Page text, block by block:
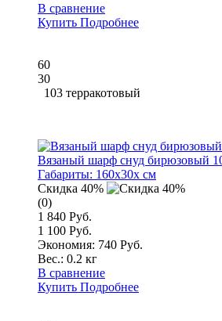
В сравнение
Купить Подробнее
60
30
103 терракотовый
Вязаный шарф снуд бирюзовый
Габариты: 160x30x см
Скидка 40%
(0)
1 840 Руб.
1 100 Руб.
Экономия: 740 Руб.
Вес.: 0.2 кг
В сравнение
Купить Подробнее